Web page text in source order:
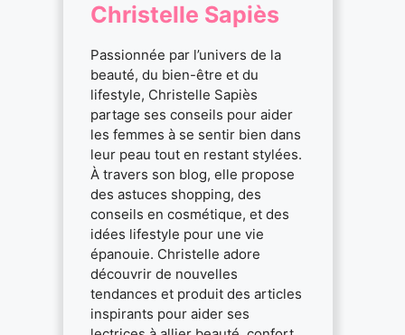
Christelle Sapiès
Passionnée par l’univers de la
beauté, du bien-être et du
lifestyle, Christelle Sapiès
partage ses conseils pour aider
les femmes à se sentir bien dans
leur peau tout en restant stylées.
À travers son blog, elle propose
des astuces shopping, des
conseils en cosmétique, et des
idées lifestyle pour une vie
épanouie. Christelle adore
découvrir de nouvelles
tendances et produit des articles
inspirants pour aider ses